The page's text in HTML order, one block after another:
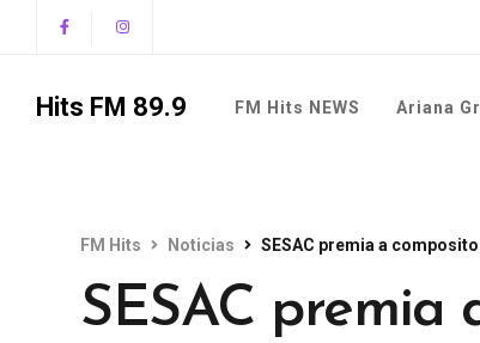
Hits FM 89.9 FM Hits NEWS Ariana
FM Hits Noticias SESAC premia a
SESAC premia